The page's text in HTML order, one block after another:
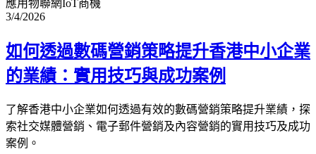
應用物聯網IoT商機
3/4/2026
如何透過數碼營銷策略提升香港中小企業
的業績：實用技巧與成功案例
了解香港中小企業如何透過有效的數碼營銷策略提升業績，探
索社交媒體營銷、電子郵件營銷及內容營銷的實用技巧及成功
案例。